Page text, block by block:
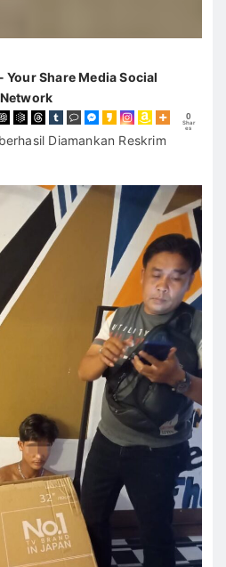
Share Media Social
0
Shar
es
Diamankan Reskrim